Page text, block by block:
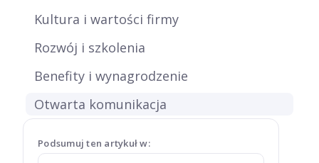
Podsumuj ten artykuł w:
Kultura i wartości firmy
Rozwój i szkolenia
Benefity i wynagrodzenie
Otwarta komunikacja